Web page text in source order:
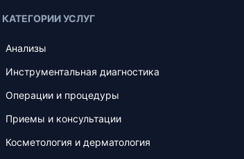
КАТЕГОРИИ УСЛУГ
Анализы
Инструментальная диагностика
Операции и процедуры
Приемы и консультации
Косметология и дерматология